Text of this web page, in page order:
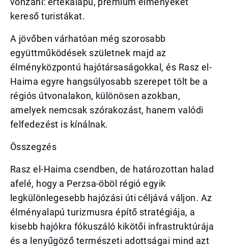
kereső turistákat.
A jövőben várhatóan még szorosabb
együttműködések születnek majd az
élményközpontú hajótársaságokkal, és Rasz el-
Haima egyre hangsúlyosabb szerepet tölt be a
régiós útvonalakon, különösen azokban,
amelyek nemcsak szórakozást, hanem valódi
felfedezést is kínálnak.
Összegzés
Rasz el-Haima csendben, de határozottan halad
afelé, hogy a Perzsa-öböl régió egyik
legkülönlegesebb hajózási úti céljává váljon. Az
élményalapú turizmusra építő stratégiája, a
kisebb hajókra fókuszáló kikötői infrastruktúrája
és a lenyűgöző természeti adottságai mind azt